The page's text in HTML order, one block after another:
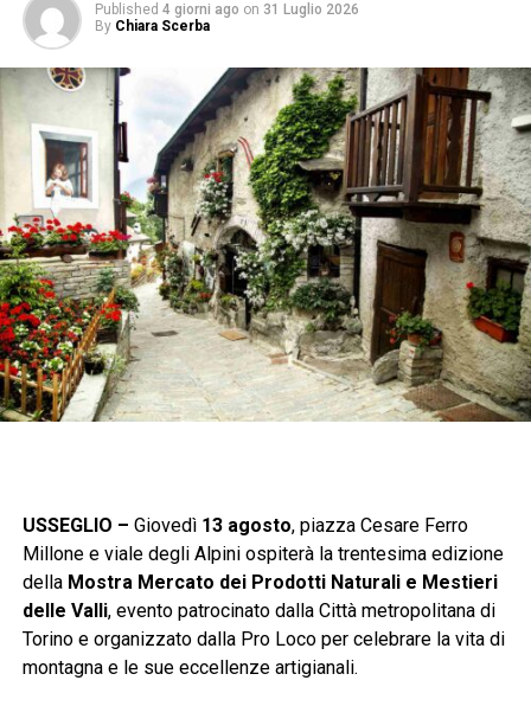
Published 4 giorni ago on 31 Luglio 2026
By Chiara Scerba
USSEGLIO – Giovedì 13 agosto, piazza Cesare Ferro
Millone e viale degli Alpini ospiterà la trentesima edizione
della Mostra Mercato dei Prodotti Naturali e Mestieri
delle Valli, evento patrocinato dalla Città metropolitana di
Torino e organizzato dalla Pro Loco per celebrare la vita di
montagna e le sue eccellenze artigianali.